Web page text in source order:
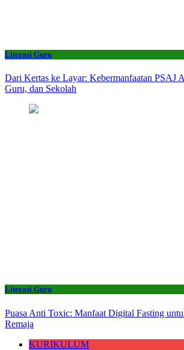
Literasi Guru
Dari Kertas ke Layar: Kebermanfaatan PSAJ
Guru, dan Sekolah
Literasi Guru
Puasa Anti Toxic: Manfaat Digital Fasting
Remaja
KURIKULUM